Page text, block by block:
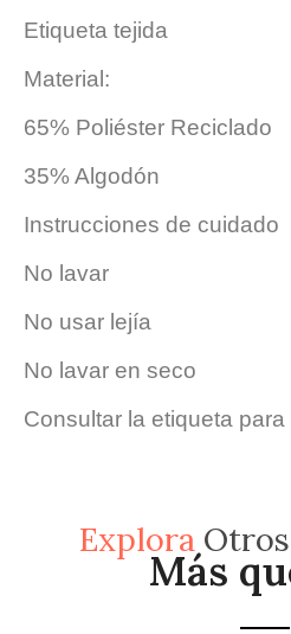
Etiqueta tejida
Material:
65% Poliéster Reciclado
35% Algodón
Instrucciones de cuidado
No lavar
No usar lejía
No lavar en seco
Consultar la etiqueta
ExploraOtros
Más